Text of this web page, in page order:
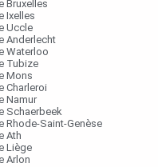
Bruxelles
Ixelles
Uccle
Anderlecht
Waterloo
Tubize
Mons
Charleroi
Namur
Schaerbeek
Rhode-Saint-Genèse
Ath
Liège
Arlon